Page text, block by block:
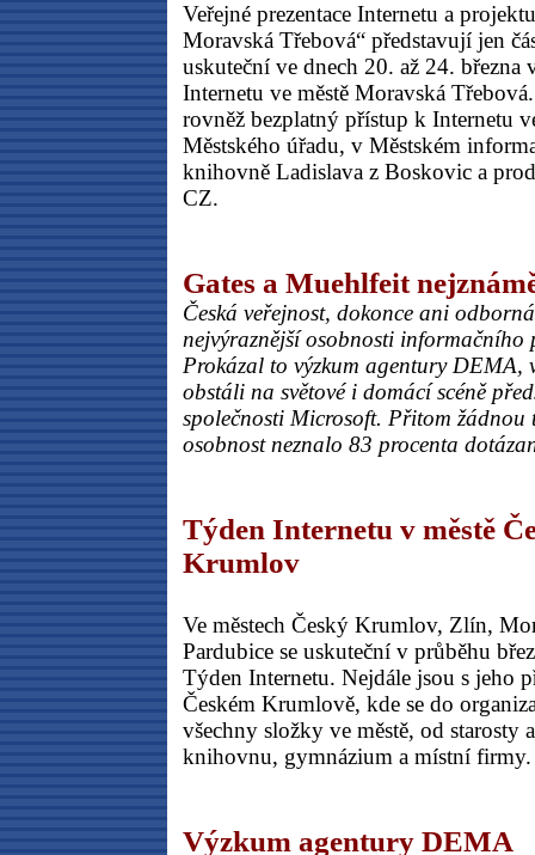
Veřejné prezentace Internetu a
Moravská Třebová“ představují jen
uskuteční ve dnech 20. až 24. března
Internetu ve městě Moravská
rovněž bezplatný přístup k Internetu
Městského úřadu, v Městském
knihovně Ladislava z Boskovic a
CZ.
Gates a Muehlfeit
Česká veřejnost, dokonce ani
nejvýraznější osobnosti informačního
Prokázal to výzkum agentury DEMA,
obstáli na světové i domácí scéně
společnosti Microsoft. Přitom žádnou
osobnost neznalo 83 procenta
Týden Internetu v městě
Krumlov
Ve městech Český Krumlov, Zlín,
Pardubice se uskuteční v průběhu
Týden Internetu. Nejdále jsou s jeho
Českém Krumlově, kde se do
všechny složky ve městě, od starosty
knihovnu, gymnázium a místní firmy.
Výzkum agentury DEMA